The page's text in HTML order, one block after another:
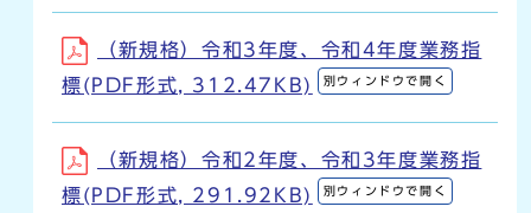
（新規格）令和3年度、令和4年度業務指
標(PDF形式, 312.47KB)
別ウィンドウで開く
（新規格）令和2年度、令和3年度業務指
標(PDF形式, 291.92KB)
別ウィンドウで開く